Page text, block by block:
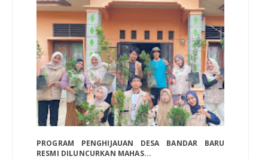
PROGRAM PENGHIJAUAN DESA BANDAR BARU
RESMI DILUNCURKAN MAHAS...